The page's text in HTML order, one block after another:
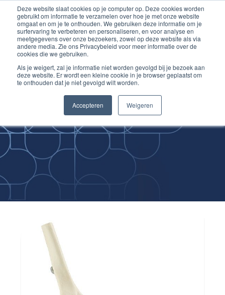
Deze website slaat cookies op je computer op. Deze cookies worden
gebruikt om informatie te verzamelen over hoe je met onze website
omgaat en om je te onthouden. We gebruiken deze informatie om je
surfervaring te verbeteren en personaliseren, en voor analyse en
meetgegevens over onze bezoekers, zowel op deze website als via
andere media. Zie ons Privacybeleid voor meer informatie over de
cookies die we gebruiken.
Als je weigert, zal je informatie niet worden gevolgd bij je bezoek aan
deze website. Er wordt een kleine cookie in je browser geplaatst om
te onthouden dat je niet gevolgd wilt worden.
Accepteren Weigeren
Inloggen account
Ga
naar
de
inhoud
Improving
Medical Skills